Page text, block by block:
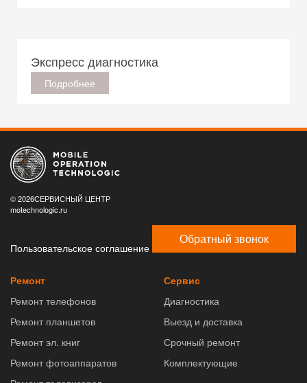
Экспресс диагностика
Подробнее
© 2026СЕРВИСНЫЙ ЦЕНТР
motechnologic.ru
Пользовательское соглашение
Обратный звонок
Ремонт
Ремонт телефонов
Ремонт планшетов
Ремонт эл. книг
Ремонт фотоаппаратов
Сервис
Диагностика
Выезд и доставка
Срочный ремонт
Комплектующие